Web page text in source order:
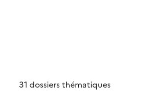
31 dossiers thématiques